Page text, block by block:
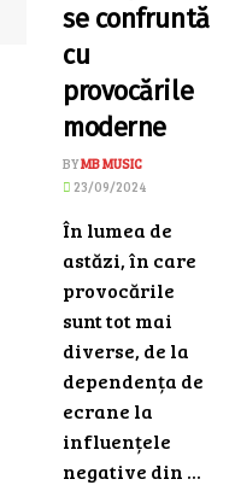
se confruntă
cu
provocările
moderne
BYMB MUSIC
23/09/2024
În lumea de
astăzi, în care
provocările
sunt tot mai
diverse, de la
dependența de
ecrane la
influențele
negative din ...